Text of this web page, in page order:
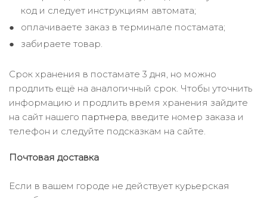
код и следует инструкциям автомата;
оплачиваете заказ в терминале постамата;
забираете товар.
Срок хранения в постамате 3 дня, но можно
продлить ещё на аналогичный срок. Чтобы уточнить
информацию и продлить время хранения зайдите
на сайт нашего партнера, введите номер заказа и
телефон и следуйте подсказкам на сайте.
Почтовая доставка
Если в вашем городе не действует курьерская